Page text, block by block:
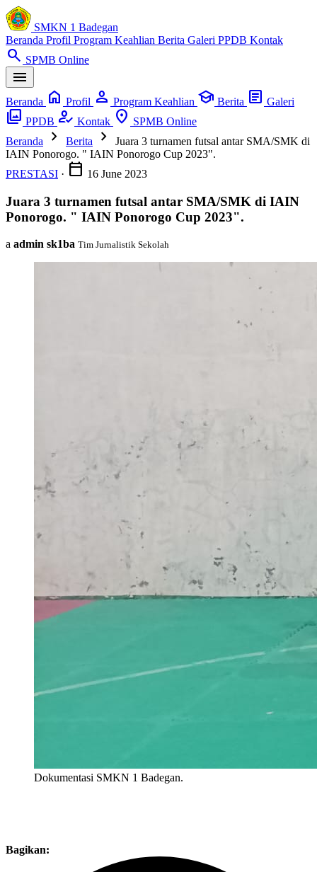
SMKN 1 Badegan
Beranda Profil Program Keahlian Berita Galeri PPDB Kontak
search SPMB Online
menu
Beranda home Profil person Program Keahlian school Berita article Galeri
photo_library PPDB how_to_reg Kontak location_on SPMB Online
Beranda
chevron_right Berita chevron_right
Juara 3 turnamen futsal antar SMA/SMK di
IAIN Ponorogo. " IAIN Ponorogo Cup 2023".
PRESTASI · calendar_today 16 June 2023
Juara 3 turnamen futsal antar SMA/SMK di IAIN
Ponorogo. " IAIN Ponorogo Cup 2023".
a admin sk1ba Tim Jurnalistik Sekolah
Dokumentasi SMKN 1 Badegan.
Bagikan: